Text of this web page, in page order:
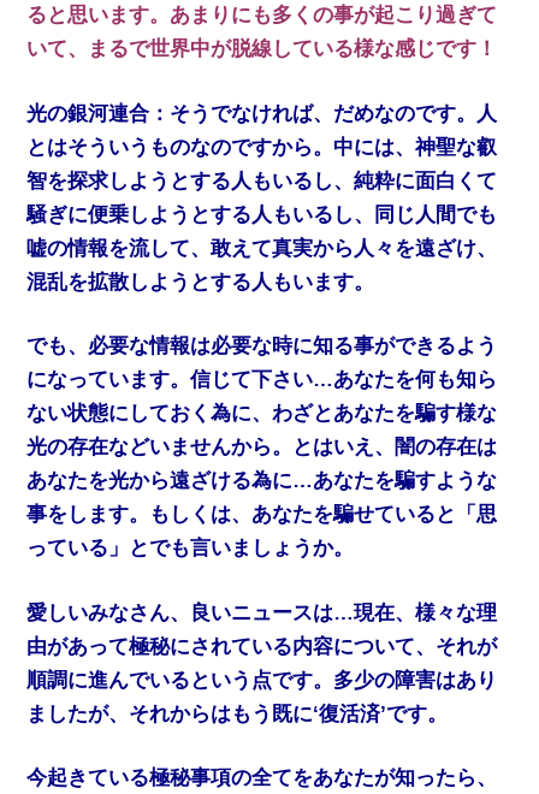
ると思います。あまりにも多くの事が起こり過ぎて
いて、まるで世界中が脱線している様な感じです！
光の銀河連合：そうでなければ、だめなのです。人
とはそういうものなのですから。中には、神聖な叡
智を探求しようとする人もいるし、純粋に面白くて
騒ぎに便乗しようとする人もいるし、同じ人間でも
嘘の情報を流して、敢えて真実から人々を遠ざけ、
混乱を拡散しようとする人もいます。
でも、必要な情報は必要な時に知る事ができるよう
になっています。信じて下さい…あなたを何も知ら
ない状態にしておく為に、わざとあなたを騙す様な
光の存在などいませんから。とはいえ、闇の存在は
あなたを光から遠ざける為に…あなたを騙すような
事をします。もしくは、あなたを騙せていると「思
っている」とでも言いましょうか。
愛しいみなさん、良いニュースは…現在、様々な理
由があって極秘にされている内容について、それが
順調に進んでいるという点です。多少の障害はあり
ましたが、それからはもう既に‘復活済’です。
今起きている極秘事項の全てをあなたが知ったら、